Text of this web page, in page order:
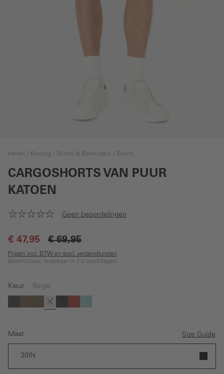
Heren Kleding Shorts & Bermuda's Shorts
CARGOSHORTS VAN PUUR
KATOEN
Geen beoordelingen
€ 47,95 € 69,95
Prijzen incl. BTW en excl. verzendkosten
Beschikbaar, leverbaar in 1-3 werkdagen
Kleur Beige
Zwart
(Deze optie is momenteel niet beschikbaar.)
Bruin
(Deze optie is momenteel niet beschikbaar.)
Donkergroen
(Deze optie is momenteel niet beschikbaar.)
Beige
(Deze optie is momenteel niet beschikbaar.)
Donkerblauw
RoodTurquoise
Maat Size Guide
30IN